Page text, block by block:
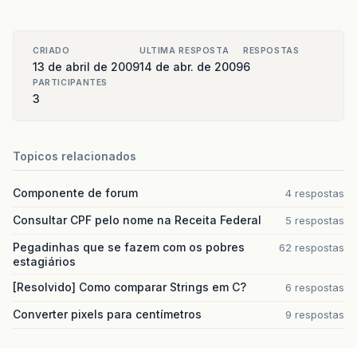
CRIADO
13 de abril de 2009
ULTIMA RESPOSTA
14 de abr. de 2009
RESPOSTAS
6
PARTICIPANTES
3
Topicos relacionados
Componente de forum 4 respostas
Consultar CPF pelo nome na Receita Federal 5 respostas
Pegadinhas que se fazem com os pobres
estagiários
62 respostas
[Resolvido] Como comparar Strings em C? 6 respostas
Converter pixels para centímetros 9 respostas